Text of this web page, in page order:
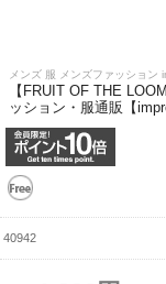
メンズ 服 メンズファッション
【FRUIT OF THE
ッション・服通販【
40942